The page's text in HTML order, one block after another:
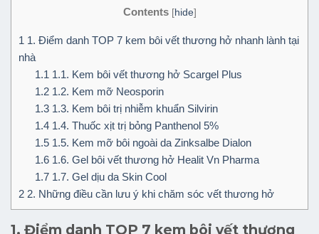
Contents [hide]
1 1. Điểm danh TOP 7 kem bôi vết thương hở nhanh lành tại
nhà
1.1 1.1. Kem bôi vết thương hở Scargel Plus
1.21.2. Kem mỡ Neosporin
1.31.3. Kem bôi trị nhiễm khuẩn Silvirin
1.41.4. Thuốc xịt trị bỏng Panthenol 5%
1.51.5. Kem mỡ bôi ngoài da Zinksalbe Dialon
1.61.6. Gel bôi vết thương hở Healit Vn Pharma
1.71.7. Gel dịu da Skin Cool
2 2. Những điều cần lưu ý khi chăm sóc vết thương hở
1. Điểm danh TOP 7 kem bôi vết thương